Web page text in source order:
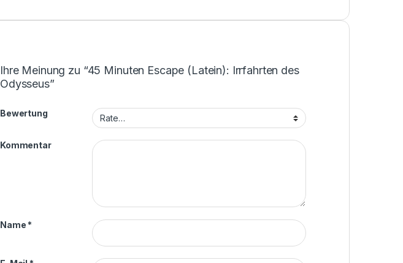
Ihre Meinung zu “45 Minuten Escape (Latein): Irrfahrten des
Odysseus”
Bewertung
Kommentar
Name *